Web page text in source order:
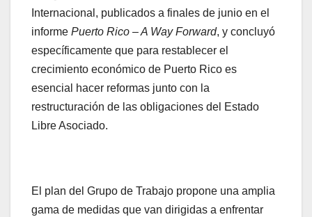
Internacional, publicados a finales de junio en el
informe Puerto Rico – A Way Forward, y concluyó
específicamente que para restablecer el
crecimiento económico de Puerto Rico es
esencial hacer reformas junto con la
restructuración de las obligaciones del Estado
Libre Asociado.
El plan del Grupo de Trabajo propone una amplia
gama de medidas que van dirigidas a enfrentar